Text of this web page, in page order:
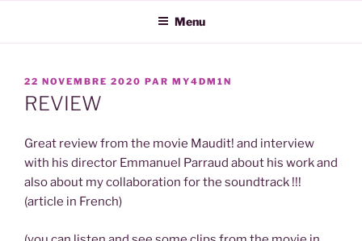
contenu
Menu
PUBLIÉ
LE
22 NOVEMBRE 2020 PAR MY4DM1N
REVIEW
Great review from the movie Maudit! and interview
with his director Emmanuel Parraud about his work and
also about my collaboration for the soundtrack !!!
(article in French)